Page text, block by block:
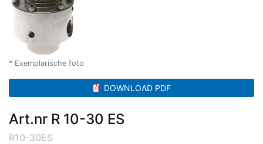
* Exemplarische foto
DOWNLOAD PDF
Art.nr R 10-30 ES
R10-30ES